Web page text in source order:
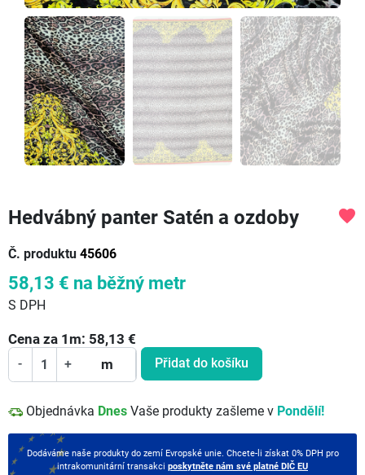
Hedvábný panter Satén a ozdoby
Č. produktu 45606
favorite
58,13 € na běžný metr
S DPH
Cena za 1 m: 58,13 €
- + m Přidat do košíku
Objednávka Dnes Vaše produkty zašleme v Pondělí!
Dodáváme naše produkty do zemí Evropské unie. Chcete-li získat 0% DPH pro
intrakomunitární transakci poskytněte nám své platné DIČ EU